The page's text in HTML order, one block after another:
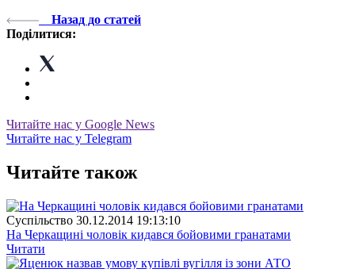
Назад до статей
Поділитися:
Читайте нас у Google News
Читайте нас у Telegram
Читайте також
Суспiльство 30.12.2014 19:13:10
На Черкащині чоловік кидався бойовими гранатами
Читати